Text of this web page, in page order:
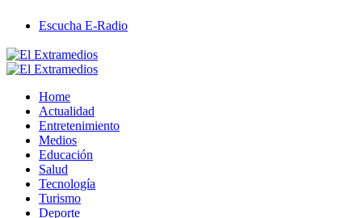
contenido
Escucha E-Radio
Primary
Home
Actualidad
Entretenimiento
Medios
Educación
Salud
Tecnología
Turismo
Deporte